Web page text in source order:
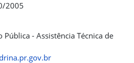
2005
Pública - Assistência Técnica de